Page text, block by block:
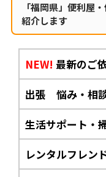
「福岡県」便利屋
紹介します
NEW! 最新のご
出張 悩み・相
生活サポート・
レンタルフレン